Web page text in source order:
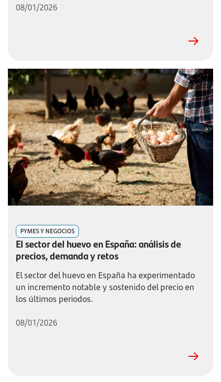
08/01/2026
PYMES Y NEGOCIOS
El sector del huevo en España: análisis de
precios, demanda y retos
El sector del huevo en España ha experimentado
un incremento notable y sostenido del precio en
los últimos periodos.
08/01/2026